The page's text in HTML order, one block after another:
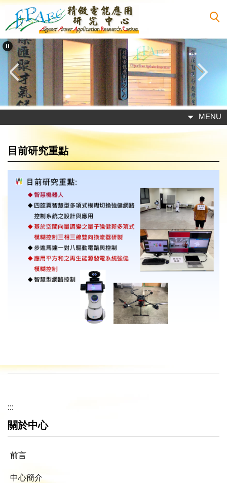
主
要
內
容
MENU
目前研究重點
:::
關於中心
前言
中心簡介